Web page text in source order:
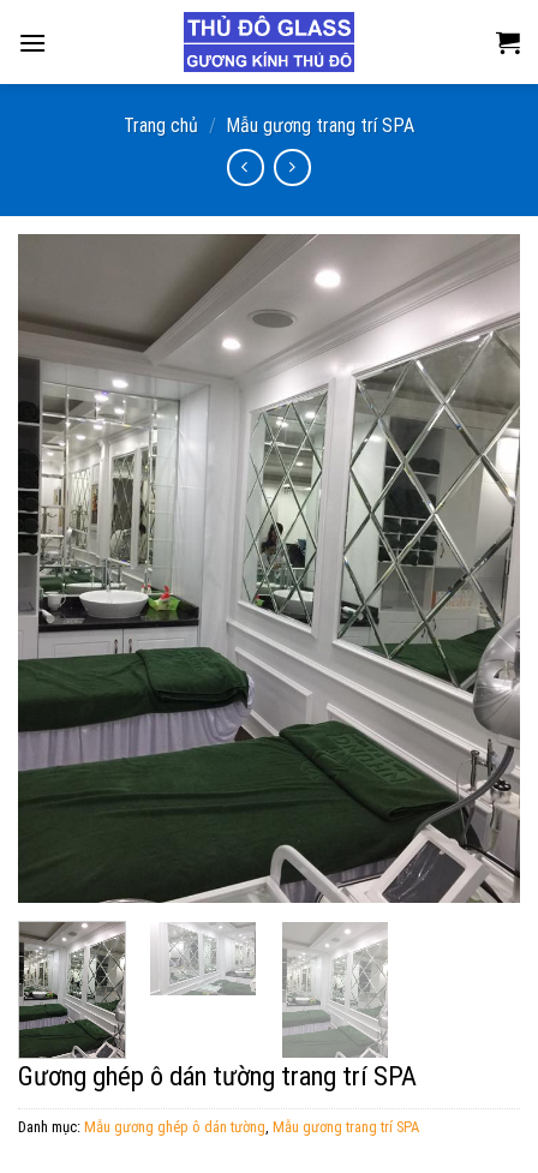
Trang chủ / Mẫu gương trang trí SPA
Gương ghép ô dán tường trang trí SPA
Danh mục: Mẫu gương ghép ô dán tường Mẫu gương trang trí SPA